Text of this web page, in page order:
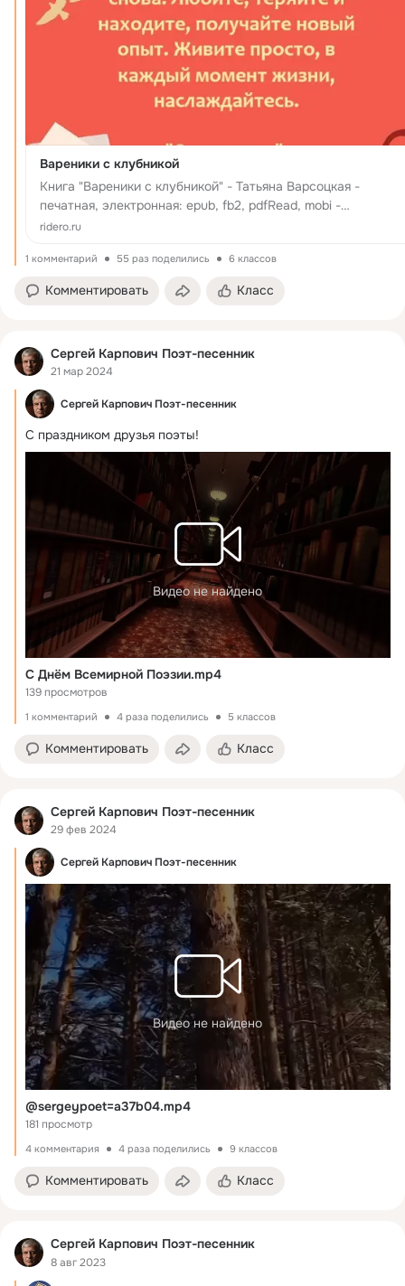
Вареники с клубникой
Книга "Вареники с клубникой" - Татьяна Варсоцкая -
печатная, электронная: epub, fb2, pdfRead, mobi -
Четырнадцать небольших рассказов о людях, которые
ближнему, кто-то в пу...
ridero.ru
1 комментарий 55 раз поделились 6 классов
Комментировать Класс
Сергей Карпович Поэт-песенник
21 мар 2024
Сергей Карпович Поэт-песенник
С праздником друзья поэты!
Видео не найдено
С Днём Всемирной Поэзии.mp4
139 просмотров
1 комментарий 4 раза поделились 5 классов
Комментировать Класс
Сергей Карпович Поэт-песенник
29 фев 2024
Сергей Карпович Поэт-песенник
Видео не найдено
@sergeypoet=a37b04.mp4
181 просмотр
4 комментария 4 раза поделились 9 классов
Комментировать Класс
Сергей Карпович Поэт-песенник
8 авг 2023